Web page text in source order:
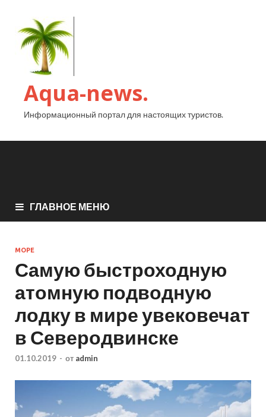
Aqua-news.
Информационный портал для настоящих туристов.
ГЛАВНОЕ МЕНЮ
МОРЕ
Самую быстроходную
атомную подводную
лодку в мире увековечат
в Северодвинске
01.10.2019 - от admin